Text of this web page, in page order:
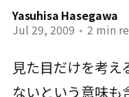
Yasuhisa Hasegawa
Jul 29, 2009 • 2 min
見た目だけを考え
ないという意味も